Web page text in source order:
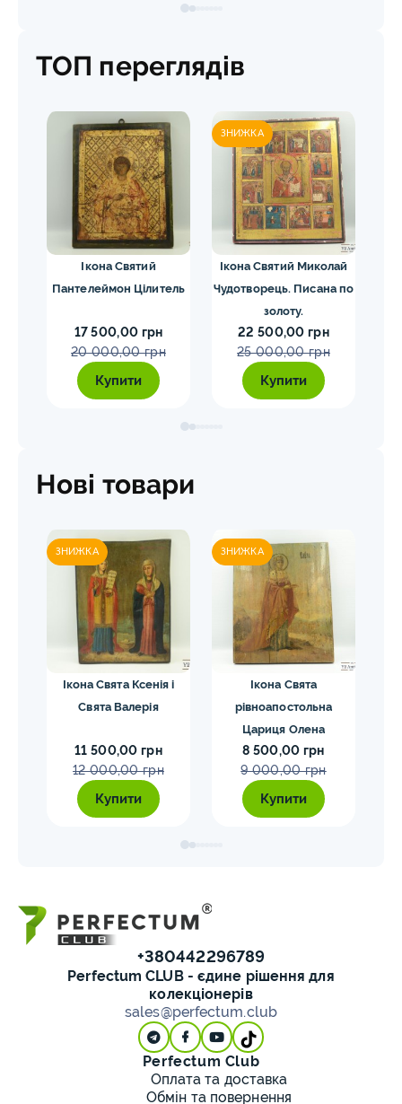
ТОП переглядів
Ікона Святий
Пантелеймон Цілитель
17 500,00 грн
20 000,00 грн
Купити
ЗНИЖКА
Ікона Святий Миколай
Чудотворець. Писана по
золоту.
22 500,00 грн
25 000,00 грн
Купити
Нові товари
ЗНИЖКА
Ікона Свята Ксенія і
Свята Валерія
11 500,00 грн
12 000,00 грн
Купити
ЗНИЖКА
Ікона Свята
рівноапостольна
Цариця Олена
8 500,00 грн
9 000,00 грн
Купити
+380442296789
Perfectum CLUB - єдине рішення для
колекціонерів
sales@perfectum.club
Perfectum Club
Оплата та доставка
Обмін та повернення